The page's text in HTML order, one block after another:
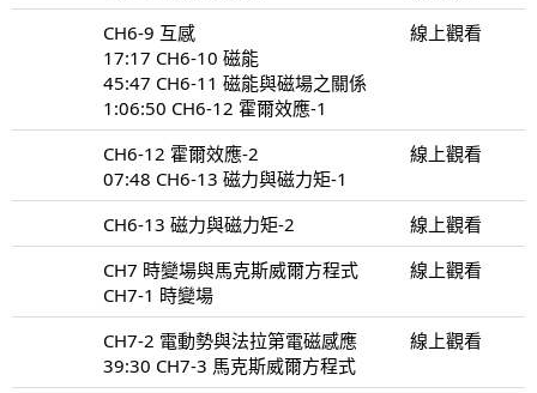
CH6-9 互感
17:17 CH6-10 磁能
45:47 CH6-11 磁能與磁場之關係
1:06:50 CH6-12 霍爾效應-1
線上觀看
CH6-12 霍爾效應-2
07:48 CH6-13 磁力與磁力矩-1
線上觀看
CH6-13 磁力與磁力矩-2
線上觀看
CH7 時變場與馬克斯威爾方程式
CH7-1 時變場
線上觀看
CH7-2 電動勢與法拉第電磁感應
39:30 CH7-3 馬克斯威爾方程式
線上觀看